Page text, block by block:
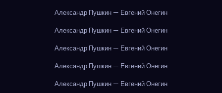
Александр Пушкин — Евгений Онегин
Александр Пушкин — Евгений Онегин
Александр Пушкин — Евгений Онегин
Александр Пушкин — Евгений Онегин
Александр Пушкин — Евгений Онегин